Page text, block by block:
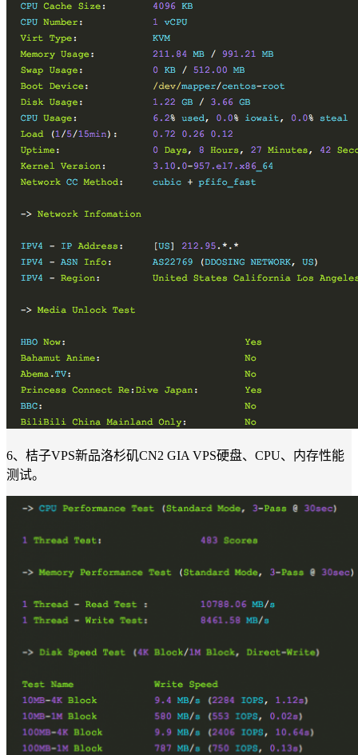
6、桔子VPS新品洛杉矶CN2 GIA VPS硬盘、CPU、内存性能
测试。